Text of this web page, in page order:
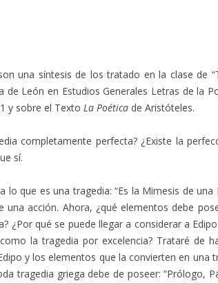
una síntesis de los tratado en la clase de
León en Estudios Generales Letras de la
y sobre el Texto La Poética de Aristóteles.
completamente perfecta? ¿Existe la
sí.
que es una tragedia: “Es la Mimesis de una
una acción. Ahora, ¿qué elementos debe
¿Por qué se puede llegar a considerar a
la tragedia por excelencia? Trataré de
y los elementos que la convierten en una
tragedia griega debe de poseer: “Prólogo,